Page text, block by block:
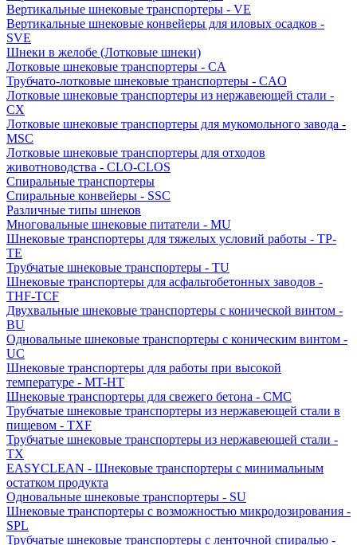
Вертикальные шнековые транспортеры - VE
Вертикальные шнековые конвейеры для иловых осадков -
SVE
Шнеки в желобе (Лотковые шнеки)
Лотковые шнековые транспортеры - CA
Трубчато-лотковые шнековые транспортеры - CAO
Лотковые шнековые транспортеры из нержавеющей стали -
CX
Лотковые шнековые транспортеры для мукомольного завода -
MSC
Лотковые шнековые транспортеры для отходов
животноводства - CLO-CLOS
Спиральные транспортеры
Спиральные конвейеры - SSC
Различные типы шнеков
Многовальные шнековые питатели - MU
Шнековые транспортеры для тяжелых условий работы - TP-
TE
Трубчатые шнековые транспортеры - TU
Шнековые транспортеры для асфальтобетонных заводов -
THF-TCF
Двухвальные шнековые транспортеры с конической винтом -
BU
Одновальные шнековые транспортеры с коническим винтом -
UC
Шнековые транспортеры для работы при высокой
температуре - MT-HT
Шнековые транспортеры для свежего бетона - CMC
Трубчатые шнековые транспортеры из нержавеющей стали в
пищевом - TXF
Трубчатые шнековые транспортеры из нержавеющей стали -
TX
EASYCLEAN - Шнековые транспортеры с минимальным
остатком продукта
Одновальные шнековые транспортеры - SU
Шнековые транспортеры с возможностью микродозирования -
SPL
Трубчатые шнековые транспортеры с ленточной спиралью -